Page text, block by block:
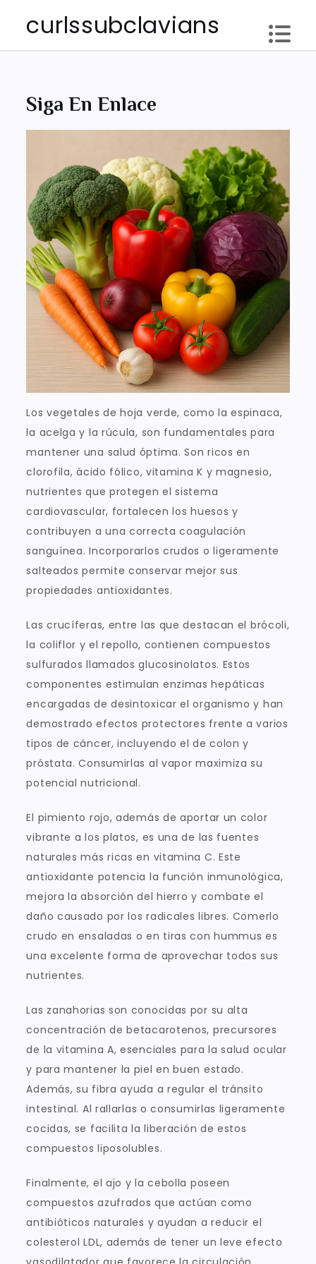
curlssubclavians
Siga En Enlace
Los vegetales de hoja verde, como la espinaca,
la acelga y la rúcula, son fundamentales para
mantener una salud óptima. Son ricos en
clorofila, ácido fólico, vitamina K y magnesio,
nutrientes que protegen el sistema
cardiovascular, fortalecen los huesos y
contribuyen a una correcta coagulación
sanguínea. Incorporarlos crudos o ligeramente
salteados permite conservar mejor sus
propiedades antioxidantes.
Las crucíferas, entre las que destacan el brócoli,
la coliflor y el repollo, contienen compuestos
sulfurados llamados glucosinolatos. Estos
componentes estimulan enzimas hepáticas
encargadas de desintoxicar el organismo y han
demostrado efectos protectores frente a varios
tipos de cáncer, incluyendo el de colon y
próstata. Consumirlas al vapor maximiza su
potencial nutricional.
El pimiento rojo, además de aportar un color
vibrante a los platos, es una de las fuentes
naturales más ricas en vitamina C. Este
antioxidante potencia la función inmunológica,
mejora la absorción del hierro y combate el
daño causado por los radicales libres. Comerlo
crudo en ensaladas o en tiras con hummus es
una excelente forma de aprovechar todos sus
nutrientes.
Las zanahorias son conocidas por su alta
concentración de betacarotenos, precursores
de la vitamina A, esenciales para la salud ocular
y para mantener la piel en buen estado.
Además, su fibra ayuda a regular el tránsito
intestinal. Al rallarlas o consumirlas ligeramente
cocidas, se facilita la liberación de estos
compuestos liposolubles.
Finalmente, el ajo y la cebolla poseen
compuestos azufrados que actúan como
antibióticos naturales y ayudan a reducir el
colesterol LDL, además de tener un leve efecto